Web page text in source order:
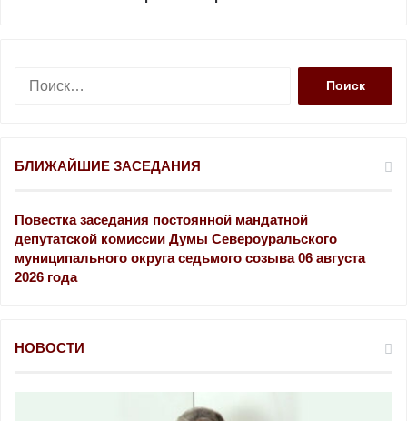
БЛИЖАЙШИЕ ЗАСЕДАНИЯ
Повестка заседания постоянной мандатной
депутатской комиссии Думы Североуральского
муниципального округа седьмого созыва 06 августа
2026 года
НОВОСТИ